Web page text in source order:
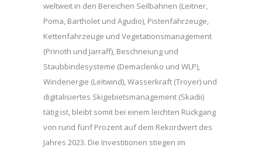
weltweit in den Bereichen Seilbahnen (Leitner,
Poma, Bartholet und Agudio), Pistenfahrzeuge,
Kettenfahrzeuge und Vegetationsmanagement
(Prinoth und Jarraff), Beschneiung und
Staubbindesysteme (Demaclenko und WLP),
Windenergie (Leitwind), Wasserkraft (Troyer) und
digitalisiertes Skigebietsmanagement (Skadii)
tätig ist, bleibt somit bei einem leichten Rückgang
von rund fünf Prozent auf dem Rekordwert des
Jahres 2023. Die Investitionen stiegen im